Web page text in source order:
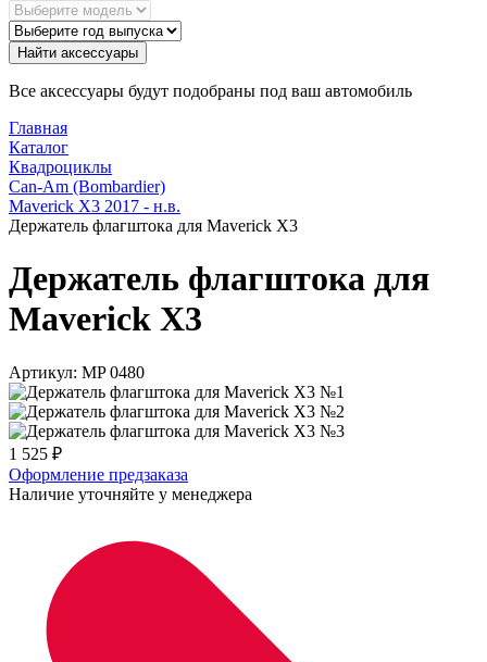
Найти аксессуары
Все аксессуары будут подобраны под ваш автомобиль
Главная
Каталог
Квадроциклы
Can-Am (Bombardier)
Maverick X3 2017 - н.в.
Держатель флагштока для Maverick X3
Держатель флагштока для
Maverick X3
Артикул: MP 0480
1 525 ₽
Оформление предзаказа
Наличие уточняйте у менеджера